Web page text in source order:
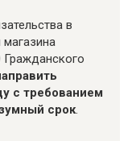
в
Гражданского
с требованием
срок.